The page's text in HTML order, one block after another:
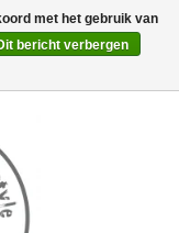
0 Artikelen - €0,00
met het gebruik van
bericht verbergen